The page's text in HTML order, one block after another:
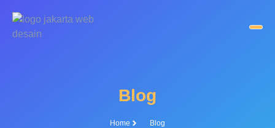
Blog
Home Blog